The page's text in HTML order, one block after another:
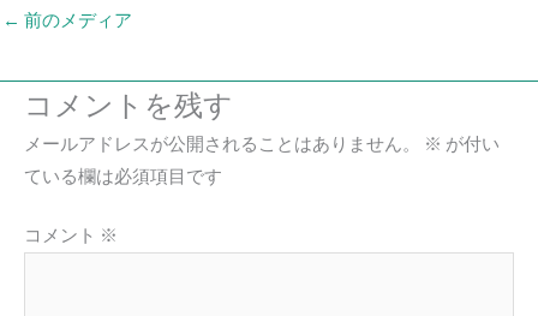
← 前のメディア
コメントを残す
メールアドレスが公開されることはありません。 ※ が付い
ている欄は必須項目です
コメント ※